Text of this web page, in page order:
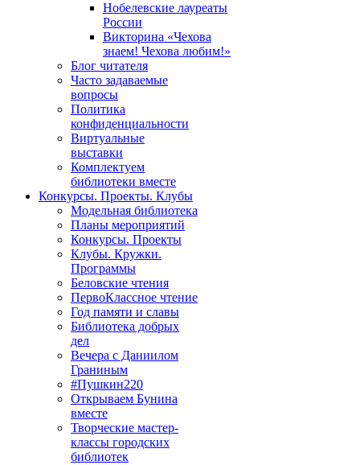
Нобелевские лауреаты
России
Викторина «Чехова
знаем! Чехова любим!»
Блог читателя
Часто задаваемые
вопросы
Политика
конфиденциальности
Виртуальные
выставки
Комплектуем
библиотеки вместе
Конкурсы. Проекты. Клубы
Модельная библиотека
Планы мероприятий
Конкурсы. Проекты
Клубы. Кружки.
Программы
Беловские чтения
ПервоКлассное чтение
Год памяти и славы
Библиотека добрых
дел
Вечера с Даниилом
Граниным
#Пушкин220
Открываем Бунина
вместе
Творческие мастер-
классы городских
библиотек